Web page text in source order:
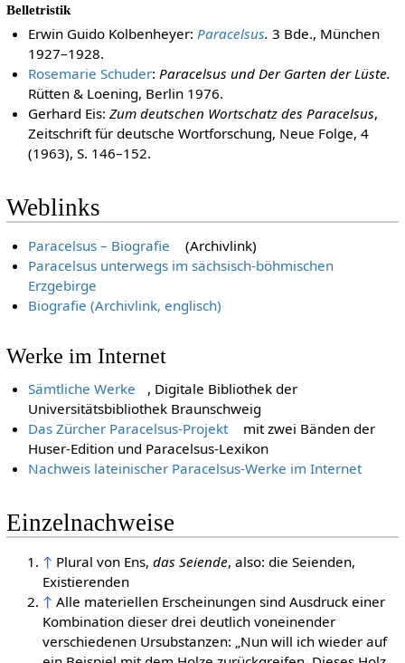
Belletristik
Erwin Guido Kolbenheyer:Paracelsus. 3 Bde., München
1927–1928.
Rosemarie Schuder:Paracelsus und Der Garten der Lüste.
Rütten & Loening, Berlin 1976.
Gerhard Eis:Zum deutschen Wortschatz des Paracelsus,
Zeitschrift für deutsche Wortforschung, Neue Folge, 4
(1963), S. 146–152.
Weblinks
Paracelsus – Biografie
(Archivlink)
Paracelsus unterwegs im sächsisch-böhmischen
Erzgebirge
Biografie (Archivlink, englisch)
Werke im Internet
Sämtliche Werke
, Digitale Bibliothek der
Universitätsbibliothek Braunschweig
Das Zürcher Paracelsus-Projekt
mit zwei Bänden der
Huser-Edition und Paracelsus-Lexikon
Nachweis lateinischer Paracelsus-Werke im Internet
Einzelnachweise
↑ Plural von Ens, das Seiende, also: die Seienden,
Existierenden
↑ Alle materiellen Erscheinungen sind Ausdruck einer
Kombination dieser drei deutlich voneinender
verschiedenen Ursubstanzen: „Nun will ich wieder auf